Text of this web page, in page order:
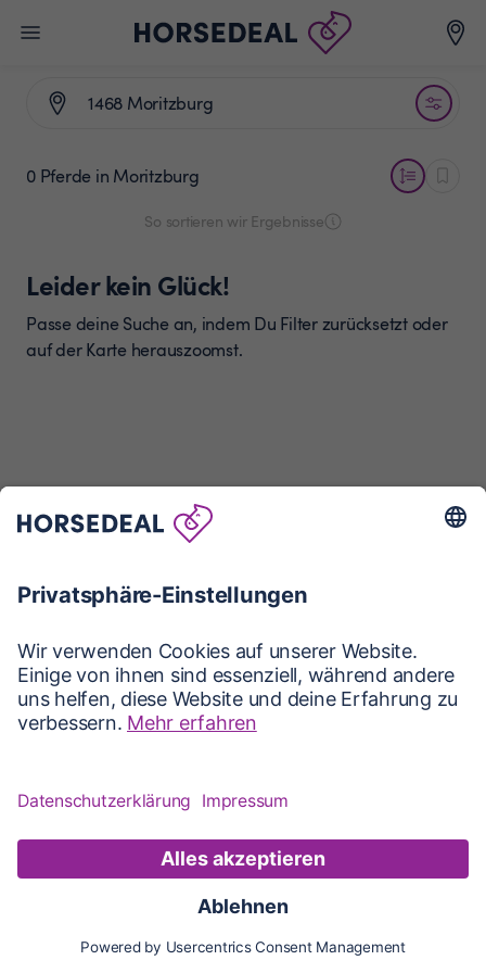
Karte Updates Konto
Karte
0 Pferde in Moritzburg
So sortieren wir Ergebnisse
Leider kein Glück!
Passe deine Suche an, indem Du Filter zurücksetzt oder
auf der Karte herauszoomst.